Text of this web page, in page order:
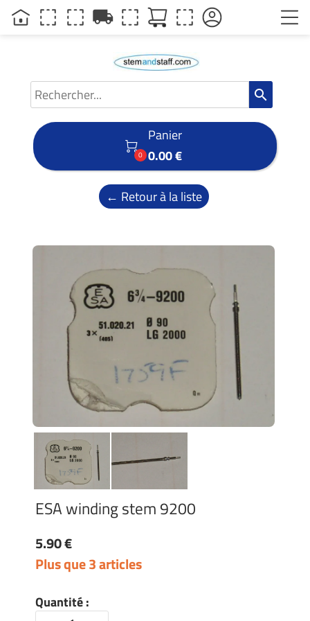
search

0
Panier
0.00 €
← Retour à la liste
ESA winding stem 9200
5.90 €
Plus que 3 articles
Quantité :
local_shipping